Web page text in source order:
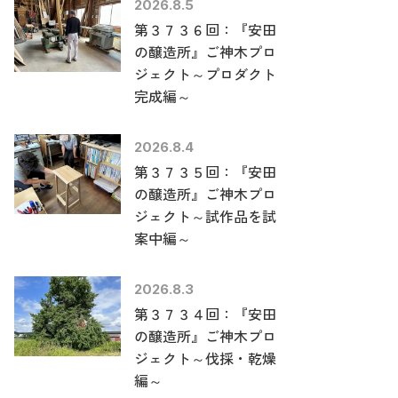
2026.8.5
第３７３６回：『安田
の醸造所』ご神木プロ
ジェクト～プロダクト
完成編～
2026.8.4
第３７３５回：『安田
の醸造所』ご神木プロ
ジェクト～試作品を試
案中編～
2026.8.3
第３７３４回：『安田
の醸造所』ご神木プロ
ジェクト～伐採・乾燥
編～